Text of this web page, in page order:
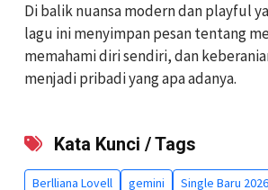
Di balik nuansa modern dan playful
lagu ini menyimpan pesan tentang
memahami diri sendiri, dan
menjadi pribadi yang apa adanya.
Kata Kunci / Tags
Berlliana Lovell gemini Single Baru 2026